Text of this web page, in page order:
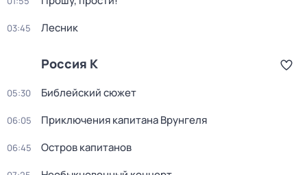
03:45 Лесник
Россия К
05:30 Библейский сюжет
06:05 Приключения капитана Врунгеля
06:45 Остров капитанов